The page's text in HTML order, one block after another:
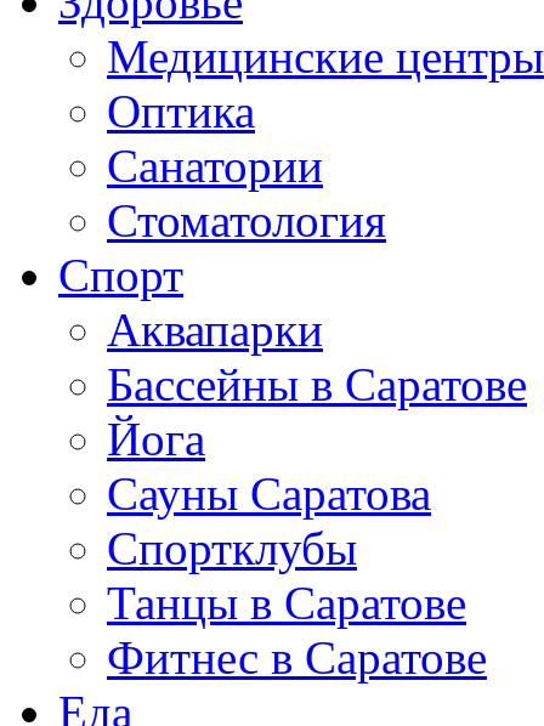
Медицинские центры
Оптика
Санатории
Стоматология
Спорт
Аквапарки
Бассейны в Саратове
Йога
Сауны Саратова
Спортклубы
Танцы в Саратове
Фитнес в Саратове
Еда